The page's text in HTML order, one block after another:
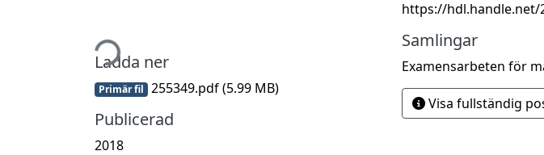
Hämtar...
Ladda ner
Primär fil 255349.pdf(5.99 MB)
Publicerad
2018
https://hdl.handle.net/
Samlingar
Examensarbeten för
Visa fullständig